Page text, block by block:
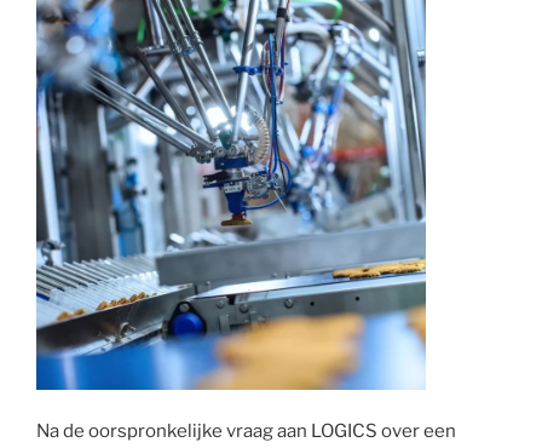
Na de oorspronkelijke vraag aan LOGICS over een